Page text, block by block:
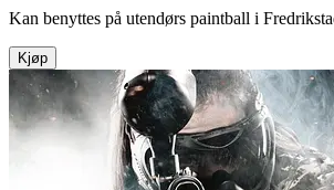
Kan benyttes på utendørs paintball i
Kjøp